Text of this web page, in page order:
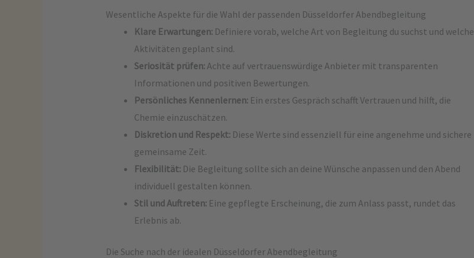
Wesentliche Aspekte für die Wahl der passenden Düsseldorfer Abendbegleitung
Klare Erwartungen:Definiere vorab, welche Art von Begleitung du suchst und welche
Aktivitäten geplant sind.
Seriosität prüfen:Achte auf vertrauenswürdige Anbieter mit transparenten
Informationen und positiven Bewertungen.
Persönliches Kennenlernen:Ein erstes Gespräch schafft Vertrauen und hilft, die
Chemie einzuschätzen.
Diskretion und Respekt:Diese Werte sind essenziell für eine angenehme und sichere
gemeinsame Zeit.
Flexibilität:Die Begleitung sollte sich an deine Wünsche anpassen und den Abend
individuell gestalten können.
Stil und Auftreten:Eine gepflegte Erscheinung, die zum Anlass passt, rundet das
Erlebnis ab.
Die Suche nach der idealen Düsseldorfer Abendbegleitung